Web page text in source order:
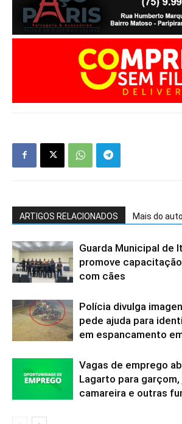
ARTIGOS RELACIONADOS Mais do
Guarda Municipal de
promove
com cães
Polícia divulga
pede ajuda para
em espancamento
Vagas de emprego
Lagarto para
camareira e outras